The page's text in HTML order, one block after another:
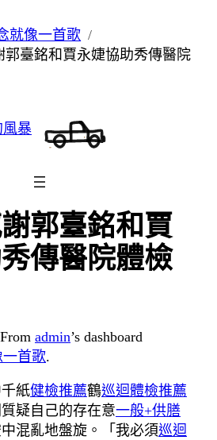
就像一首歌
郭臺銘和賈永婕協助秀傳醫院
風暴
郭臺銘和賈
傳醫院體檢
From admin’s dashboard
一首歌.
紙健檢推薦鶴巡迴體檢推薦
疑自己的存在意一般+供膳
混亂地盤旋。「我必須巡迴